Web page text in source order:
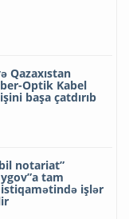
Qazaxıstan
Optik Kabel
başa çatdırıb
notariat”
tam
istiqamətində işlər